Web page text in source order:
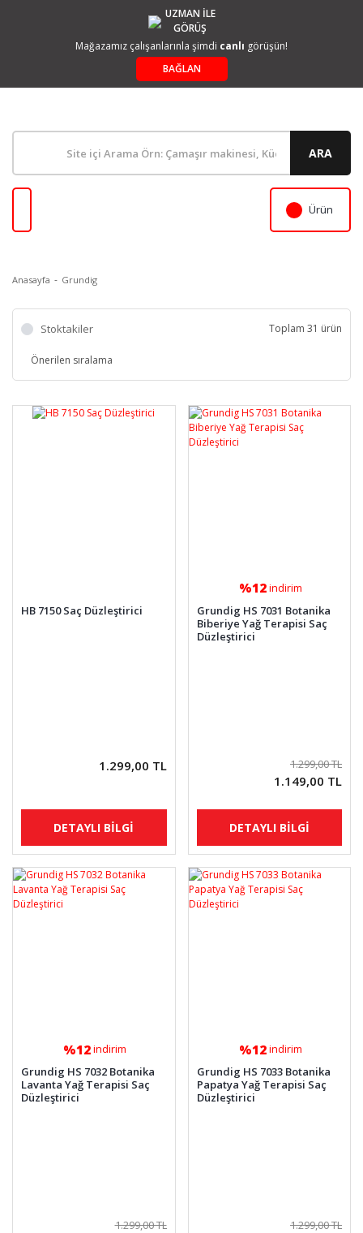
UZMAN İLE
GÖRÜŞ
Mağazamız çalışanlarınla şimdi canlı görüşün!
BAĞLAN
ARA
Ürün
Anasayfa Grundig
Stoktakiler Toplam 31 ürün
HB 7150 Saç Düzleştirici
1.299,00 TL
DETAYLI BİLGİ
%12indirim
Grundig HS 7031 Botanika
Biberiye Yağ Terapisi Saç
Düzleştirici
1.299,00 TL
1.149,00 TL
DETAYLI BİLGİ
%12indirim
Grundig HS 7032 Botanika
Lavanta Yağ Terapisi Saç
Düzleştirici
1.299,00 TL
%12indirim
Grundig HS 7033 Botanika
Papatya Yağ Terapisi Saç
Düzleştirici
1.299,00 TL